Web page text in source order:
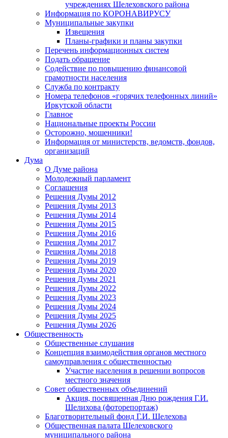
учреждениях Шелеховского района
Информация по КОРОНАВИРУСУ
Муниципальные закупки
Извещения
Планы-графики и планы закупки
Перечень информационных систем
Подать обращение
Содействие по повышению финансовой
грамотности населения
Служба по контракту
Номера телефонов «горячих телефонных линий»
Иркутской области
Главное
Национальные проекты России
Осторожно, мошенники!
Информация от министерств, ведомств, фондов,
организаций
Дума
О Думе района
Молодежный парламент
Соглашения
Решения Думы 2012
Решения Думы 2013
Решения Думы 2014
Решения Думы 2015
Решения Думы 2016
Решения Думы 2017
Решения Думы 2018
Решения Думы 2019
Решения Думы 2020
Решения Думы 2021
Решения Думы 2022
Решения Думы 2023
Решения Думы 2024
Решения Думы 2025
Решения Думы 2026
Общественность
Общественные слушания
Концепция взаимодействия органов местного
самоуправления с общественностью
Участие населения в решении вопросов
местного значения
Совет общественных объединений
Акция, посвященная Дню рождения Г.И.
Шелихова (фоторепортаж)
Благотворительный фонд Г.И. Шелехова
Общественная палата Шелеховского
муниципального района